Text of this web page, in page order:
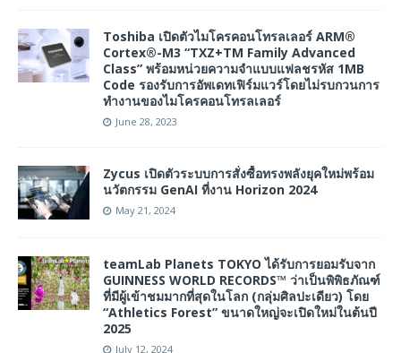
Toshiba เปิดตัวไมโครคอนโทรลเลอร์ ARM®
Cortex®-M3 “TXZ+TM Family Advanced
Class” พร้อมหน่วยความจำแบบแฟลชรหัส 1MB
Code รองรับการอัพเดทเฟิร์มแวร์โดยไม่รบกวนการ
ทำงานของไมโครคอนโทรลเลอร์
June 28, 2023
Zycus เปิดตัวระบบการสั่งซื้อทรงพลังยุคใหม่พร้อม
นวัตกรรม GenAI ที่งาน Horizon 2024
May 21, 2024
teamLab Planets TOKYO ได้รับการยอมรับจาก
GUINNESS WORLD RECORDS™ ว่าเป็นพิพิธภัณฑ์
ที่มีผู้เข้าชมมากที่สุดในโลก (กลุ่มศิลปะเดียว) โดย
“Athletics Forest” ขนาดใหญ่จะเปิดใหม่ในต้นปี
2025
July 12, 2024